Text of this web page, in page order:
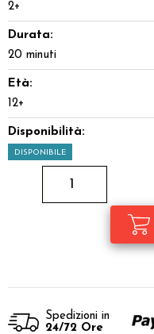
2+
Durata:
20 minuti
Età:
12+
Disponibilità:
DISPONIBILE
Spedizioni in
24/72 Ore